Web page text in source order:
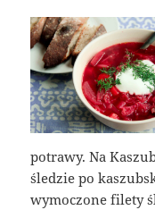
potrawy. Na
śledzie po
wymoczone filety